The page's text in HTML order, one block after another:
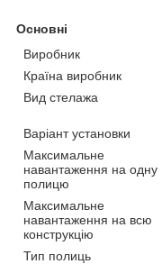
Основні
Виробник
Країна виробник
Вид стелажа
Варіант установки
Максимальне
навантаження на одну
полицю
Максимальне
навантаження на всю
конструкцію
Тип полиць